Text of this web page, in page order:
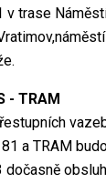
v trase
- TRAM
a TRAM
dočasně